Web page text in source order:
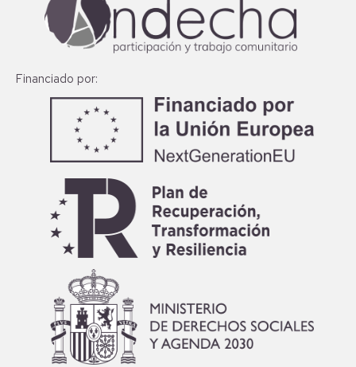
Financiado por: